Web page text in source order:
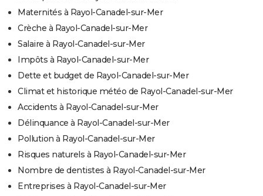
Maternités à Rayol-Canadel-sur-Mer
Crèche à Rayol-Canadel-sur-Mer
Salaire à Rayol-Canadel-sur-Mer
Impôts à Rayol-Canadel-sur-Mer
Dette et budget de Rayol-Canadel-sur-Mer
Climat et historique météo de Rayol-Canadel-sur-Mer
Accidents à Rayol-Canadel-sur-Mer
Délinquance à Rayol-Canadel-sur-Mer
Pollution à Rayol-Canadel-sur-Mer
Risques naturels à Rayol-Canadel-sur-Mer
Nombre de dentistes à Rayol-Canadel-sur-Mer
Entreprises à Rayol-Canadel-sur-Mer